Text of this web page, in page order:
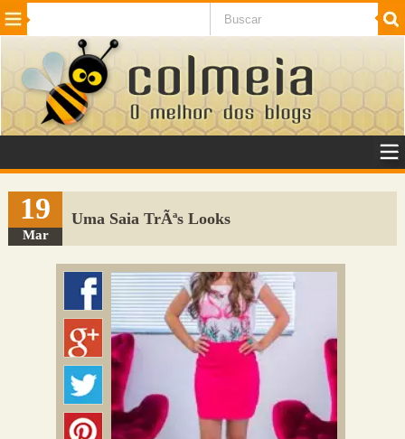
Beleza Cinema e TV
Internet Jogos NotÃ­cias SaÃºde
VeÃ­culos Adulto
Sugerir Link
Adicionar Blog
Colmeia Exchange
Perguntas Frequentes
19
Mar
Uma Saia TrÃªs Looks